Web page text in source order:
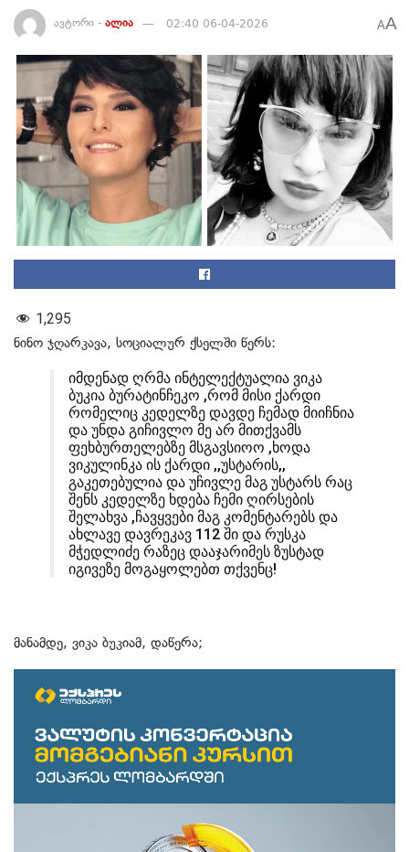
ავტორი - ალია 02:40 06-04-2026 AA
1,295
ნინო ჯღარკავა, სოციალურ ქსელში წერს:
იმდენად ღრმა ინტელექტუალია ვიკა
ბუკია ბურატინჩეკო ,რომ მისი ქარდი
რომელიც კედელზე დავდე ჩემად მიიჩნია
და უნდა გიჩივლო მე არ მითქვამს
ფეხბურთელებზე მსგავსიოო ,ხოდა
ვიკულინკა ის ქარდი ,,უსტარის,,
გაკეთებულია და უჩივლე მაგ უსტარს რაც
შენს კედელზე ხდება ჩემი ღირსების
შელახვა ,ჩავყვები მაგ კომენტარებს და
ახლავე დავრეკავ 112 ში და რუსკა
მჭედლიძე რაზეც დააჯარიმეს ზუსტად
იგივეზე მოგაყოლებთ თქვენც!
მანამდე, ვიკა ბუკიამ, დაწერა;